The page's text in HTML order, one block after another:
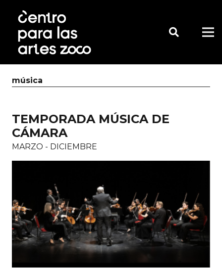
música
TEMPORADA MÚSICA DE
CÁMARA
MARZO - DICIEMBRE